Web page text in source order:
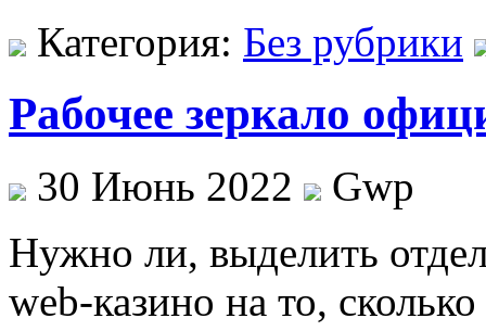
Категория: Без рубрики
Рабочее зеркало
30 Июнь 2022
Gwp
Нужнo ли, выдeлить
web-казино на то,